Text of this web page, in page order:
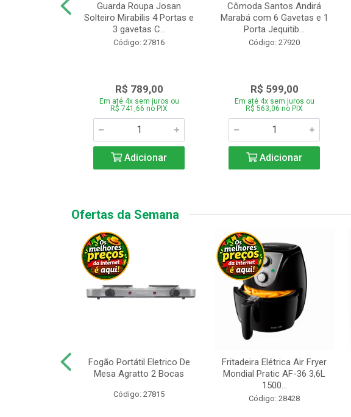
Guarda Roupa Josan
Solteiro Mirabilis 4 Portas e
3 gavetas C...
Código: 27816
R$ 789,00
Em até 4x sem juros ou
R$ 741,66 no PIX
Adicionar
Cômoda Santos Andirá
Marabá com 6 Gavetas e 1
Porta Jequitib...
Código: 27920
R$ 599,00
Em até 4x sem juros ou
R$ 563,06 no PIX
Adicionar
Ofertas da Semana
Fogão Portátil Eletrico De
Mesa Agratto 2 Bocas
Código: 27815
Fritadeira Elétrica Air Fryer
Mondial Pratic AF-36 3,6L
1500...
Código: 28428